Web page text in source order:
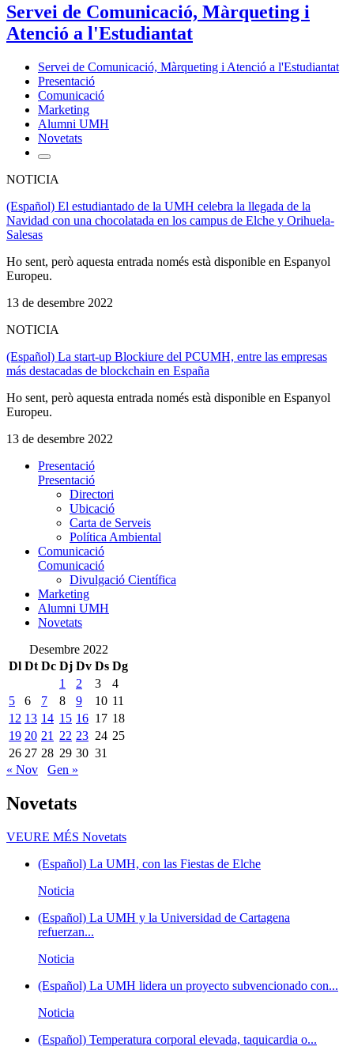
Servei de Comunicació, Màrqueting i
Atenció a l'Estudiantat
Servei de Comunicació, Màrqueting i Atenció a l'Estudiantat
Presentació
Comunicació
Marketing
Alumni UMH
Novetats
NOTICIA
(Español) El estudiantado de la UMH celebra la llegada de la
Navidad con una chocolatada en los campus de Elche y Orihuela-
Salesas
Ho sent, però aquesta entrada només està disponible en Espanyol
Europeu.
13 de desembre 2022
NOTICIA
(Español) La start-up Blockiure del PCUMH, entre las empresas
más destacadas de blockchain en España
Ho sent, però aquesta entrada només està disponible en Espanyol
Europeu.
13 de desembre 2022
Presentació
Presentació
Directori
Ubicació
Carta de Serveis
Política Ambiental
Comunicació
Comunicació
Divulgació Científica
Marketing
Alumni UMH
Novetats
Desembre 2022
Dl Dt Dc Dj Dv Ds Dg
1
2 3
4
5
6 7 8 9 10 11
12 13 14 15 16 17 18
19 20 21 22 23 24 25
26 27 28 29 30 31
« Nov
Gen »
Novetats
VEURE MÉS Novetats
(Español) La UMH, con las Fiestas de Elche
Noticia
(Español) La UMH y la Universidad de Cartagena
refuerzan...
Noticia
(Español) La UMH lidera un proyecto subvencionado con...
Noticia
(Español) Temperatura corporal elevada, taquicardia o...